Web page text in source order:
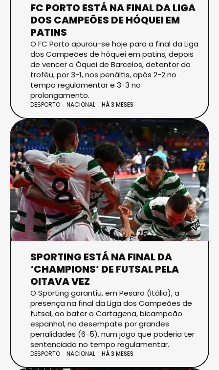
FC PORTO ESTÁ NA FINAL DA LIGA
DOS CAMPEÕES DE HÓQUEI EM
PATINS
O FC Porto apurou-se hoje para a final da Liga
dos Campeões de hóquei em patins, depois
de vencer o Óquei de Barcelos, detentor do
troféu, por 3-1, nos penáltis, após 2-2 no
tempo regulamentar e 3-3 no
prolongamento.
DESPORTO NACIONAL HÁ 3 MESES
SPORTING ESTÁ NA FINAL DA
‘CHAMPIONS’ DE FUTSAL PELA
OITAVA VEZ
O Sporting garantiu, em Pesaro (Itália), a
presença na final da Liga dos Campeões de
futsal, ao bater o Cartagena, bicampeão
espanhol, no desempate por grandes
penalidades (6-5), num jogo que poderia ter
sentenciado no tempo regulamentar.
DESPORTO NACIONAL HÁ 3 MESES